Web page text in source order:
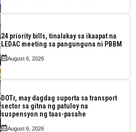
24 priority bills, tinalakay sa ikaapat na
LEDAC meeting sa pangunguna ni PBBM
August 6, 2026
DOTr, may dagdag suporta sa transport
sector sa gitna ng patuloy na
suspensyon ng taas-pasahe
August 6, 2026